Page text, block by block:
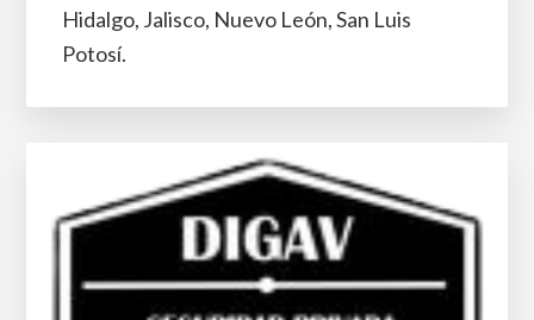
Hidalgo, Jalisco, Nuevo León, San Luis
Potosí.